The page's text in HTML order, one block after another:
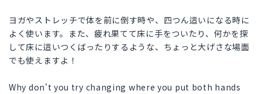
ヨガやストレッチで体を前に倒す時や、四つん這いになる時に
よく使います。また、疲れ果てて床に手をついたり、何かを探
して床に這いつくばったりするような、ちょっと大げさな場面
でも使えますよ！
Why don't you try changing where you put both hands